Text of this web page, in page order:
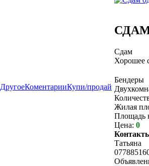
ДругоеКоментарииКупи/продай
СДАМ
Сдам
Хорошее
Бендеры
Жилая
Площадь
Цена: 0
Татьяна